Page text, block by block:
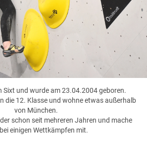
Sixt und wurde am 23.04.2004 geboren.
die 12. Klasse und wohne etwas außerhalb
von München.
schon seit mehreren Jahren und mache
einigen Wettkämpfen mit.